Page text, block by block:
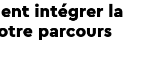
intégrer la
parcours